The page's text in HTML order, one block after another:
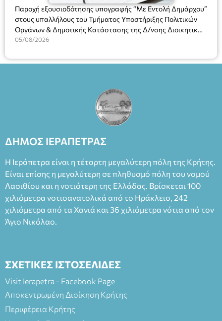
Θάνου Λέκκα στον ρόλο του Συγγραφέα και του Δημήτρη
Καπουράνη, νικητή του βραβείου Δημήτρης Χορν 2022-
2023, για την ερμηνεία του στον διπλό ρόλο του Μαρτίν/
Φεδερίκο. Σκηνοθεσία: Βαγγέλης Θεοδωρόπουλος Είσοδος: :
Πλαστήρα), E&G Mini market (Δημοκρατίας 39 Ιεράπετρα)
(Είσοδος ΕΠΑ.Λ.) Έναρξη 21:15 Οργάνωση: ΚΝΩΣΟΣ
ΘΕΑΤΡΙΚΕΣ ΠΑΡΑΓΩΓΕΣ ΕΕ
Παροχή εξουσιοδότησης υπογραφής “Με Εντολή Δημάρχου”
στους υπαλλήλους του Τμήματος Υποστήριξης Πολιτικών
Οργάνων & Δημοτικής Κατάστασης της Δ/νσης Διοικητικών
Υπηρεσιών για αποφάσεις, πιστοποιητικά, πράξεις και
(Ν. 5314/2026).»
05/08/2026
ΔΗΜΟΣ ΙΕΡΑΠΕΤΡΑΣ
Η Ιεράπετρα είναι η τέταρτη μεγαλύτερη πόλη της Κρήτης.
Είναι επίσης η μεγαλύτερη σε πληθυσμό πόλη του νομού
Λασιθίου και η νοτιότερη της Ελλάδας. Βρίσκεται 100
χιλιόμετρα νοτιοανατολικά από το Ηράκλειο, 242
χιλιόμετρα από τα Χανιά και 36 χιλιόμετρα νότια από τον
Άγιο Νικόλαο.
ΣΧΕΤΙΚΕΣ ΙΣΤΟΣΕΛΙΔΕΣ
Visit Ierapetra - Facebook Page
Αποκεντρωμένη Διοίκηση Κρήτης
Περιφέρεια Κρήτης